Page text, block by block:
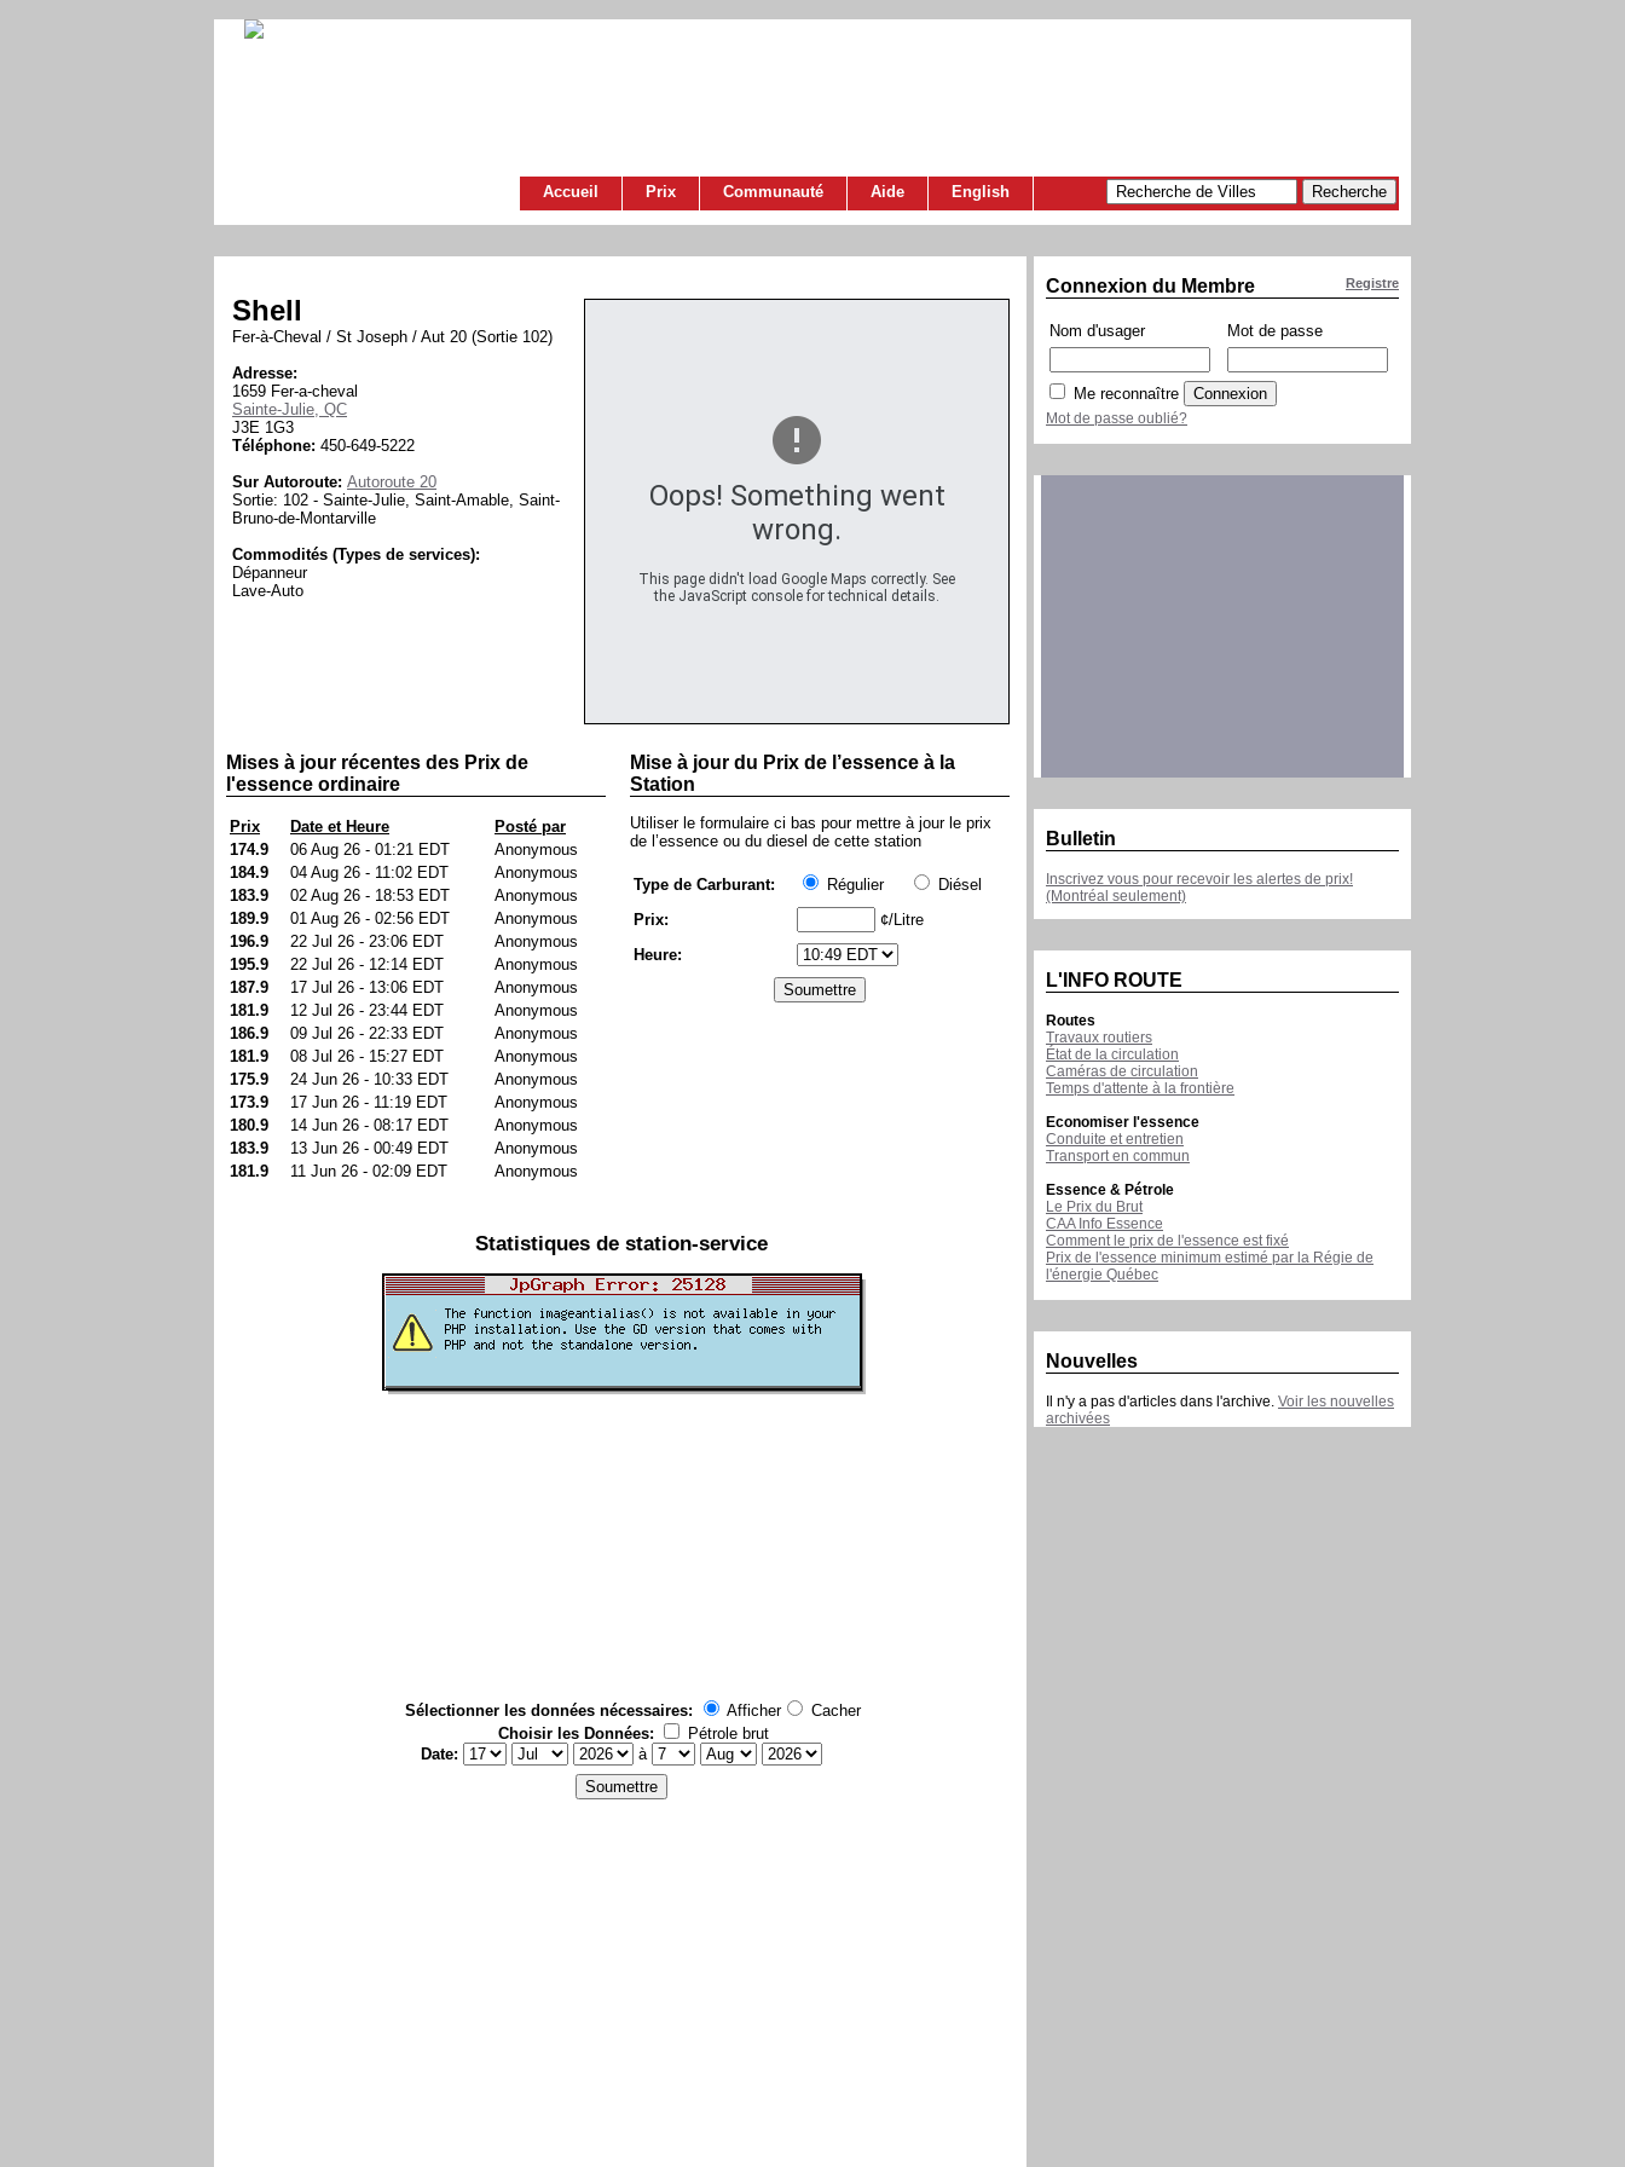
Accueil Prix Communauté Aide English
Oops! Something went
wrong.
This page didn't load Google Maps correctly. See
the JavaScript console for technical details.
Shell
Fer-à-Cheval / St Joseph / Aut 20 (Sortie 102)
Adresse:
1659 Fer-a-cheval
Sainte-Julie, QC
J3E 1G3
Téléphone: 450-649-5222
Sur Autoroute: Autoroute 20
Sortie: 102 - Sainte-Julie, Saint-Amable, Saint-
Bruno-de-Montarville
Commodités (Types de services):
Dépanneur
Lave-Auto
Mises à jour récentes des Prix de
l'essence ordinaire
Prix Date et Heure
Posté par
174.9
06 Aug 26 - 01:21 EDT
Anonymous
184.9
04 Aug 26 - 11:02 EDT
Anonymous
183.9
02 Aug 26 - 18:53 EDT
Anonymous
189.9
01 Aug 26 - 02:56 EDT
Anonymous
196.9
22 Jul 26 - 23:06 EDT
Anonymous
195.9
22 Jul 26 - 12:14 EDT
Anonymous
187.9
17 Jul 26 - 13:06 EDT
Anonymous
181.9
12 Jul 26 - 23:44 EDT
Anonymous
186.9
09 Jul 26 - 22:33 EDT
Anonymous
181.9
08 Jul 26 - 15:27 EDT
Anonymous
175.9
24 Jun 26 - 10:33 EDT
Anonymous
173.9
17 Jun 26 - 11:19 EDT
Anonymous
180.9
14 Jun 26 - 08:17 EDT
Anonymous
183.9
13 Jun 26 - 00:49 EDT
Anonymous
181.9
11 Jun 26 - 02:09 EDT Anonymous
Mise à jour du Prix de l’essence à la
Station
Utiliser le formulaire ci bas pour mettre à jour le prix
de l’essence ou du diesel de cette station
Type de Carburant: Régulier
Diésel
Prix:
¢/Litre
Heure:
Statistiques de station-service
Sélectionner les données nécessaires: Afficher
Cacher
Choisir les Données:
Pétrole brut
Date:
à
Registre
Connexion du Membre
Nom d'usager Mot de passe
Me reconnaître
Mot de passe oublié?
Bulletin
Inscrivez vous pour recevoir les alertes de prix!
(Montréal seulement)
L'INFO ROUTE
Routes
Travaux routiers
État de la circulation
Caméras de circulation
Temps d'attente à la frontière
Economiser l'essence
Conduite et entretien
Transport en commun
Essence & Pétrole
Le Prix du Brut
CAA Info Essence
Comment le prix de l'essence est fixé
Prix de l'essence minimum estimé par la Régie de
l'énergie Québec
Nouvelles
Il n'y a pas d'articles dans l'archive. Voir les nouvelles
archivées